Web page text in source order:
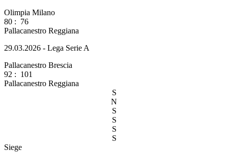
Olimpia Milano
80 : 76
Pallacanestro Reggiana
29.03.2026 - Lega Serie A
Pallacanestro Brescia
92 : 101
Pallacanestro Reggiana
S
N
S
S
S
S
Siege